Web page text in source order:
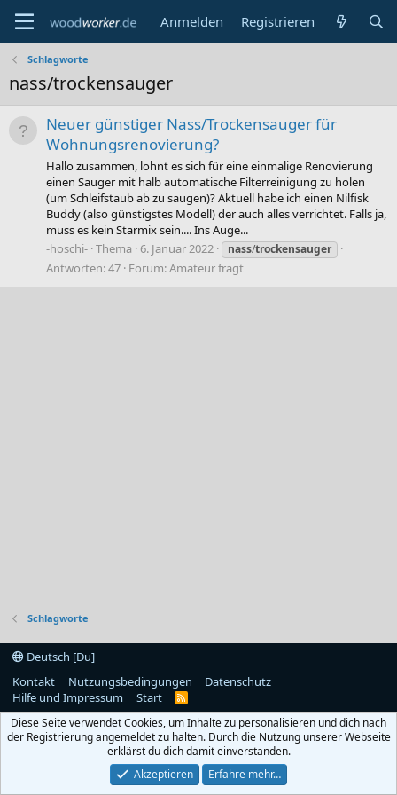
Anmelden Registrieren
Schlagworte
nass/trockensauger
Neuer günstiger Nass/Trockensauger für
Wohnungsrenovierung?
Hallo zusammen, lohnt es sich für eine einmalige Renovierung
einen Sauger mit halb automatische Filterreinigung zu holen
(um Schleifstaub ab zu saugen)? Aktuell habe ich einen Nilfisk
Buddy (also günstigstes Modell) der auch alles verrichtet. Falls ja,
muss es kein Starmix sein.... Ins Auge...
-hoschi- Thema 6. Januar 2022 nass/trockensauger
Antworten: 47 Forum:Amateur fragt
Schlagworte
Deutsch [Du]
Kontakt
Nutzungsbedingungen
Datenschutz
Hilfe und Impressum
Start
R
S
Diese Seite verwendet Cookies, um Inhalte zu personalisieren und dich nach
der Registrierung angemeldet zu halten. Durch die Nutzung unserer Webseite
erklärst du dich damit einverstanden.
Akzeptieren
Erfahre mehr…